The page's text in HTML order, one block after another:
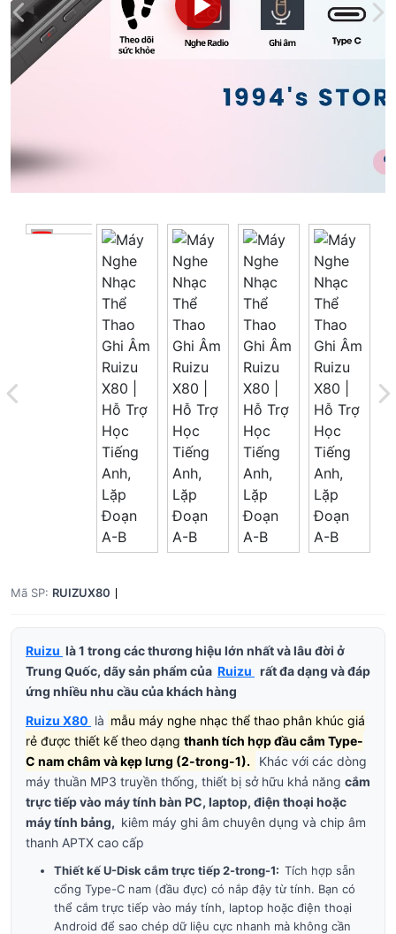
Mã SP: RUIZUX80
Ruizu là1 trong các thương hiệu lớn nhất và lâu đời ở
Trung Quốc, dãy sản phẩm của Ruizu rất đa dạng và đáp
ứng nhiều nhu cầu của khách hàng
Ruizu X80 là mẫu máy nghe nhạc thể thao phân khúc giá
rẻ được thiết kế theo dạng thanh tích hợp đầu cắm Type-
C nam châm và kẹp lưng (2-trong-1).
Khác với các dòng
máy thuần MP3 truyền thống, thiết bị sở hữu khả năng cắm
trực tiếp vào máy tính bàn PC, laptop, điện thoại hoặc
máy tính bảng, kiêm máy ghi âm chuyên dụng và chip âm
thanh APTX cao cấp
Thiết kế U-Disk cắm trực tiếp 2-trong-1: Tích hợp sẵn
cổng Type-C nam (đầu đực) có nắp đậy từ tính. Bạn có
thể cắm trực tiếp vào máy tính, laptop hoặc điện thoại
Android để sao chép dữ liệu cực nhanh mà không cần